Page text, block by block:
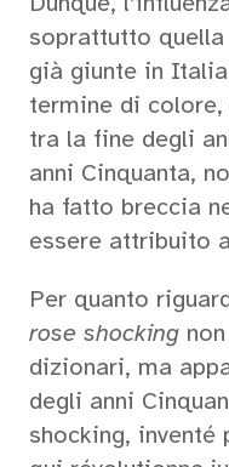
soprattutto
già giunte in
termine di
tra la fine degli
anni Cinquanta,
ha fatto breccia
essere attribuito
Per quanto
rose shocking
dizionari, ma
degli anni
shocking, inventé